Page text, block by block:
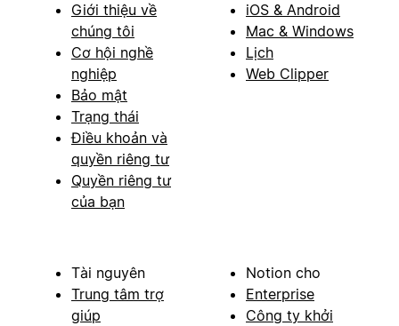
Giới thiệu về
chúng tôi
Cơ hội nghề
nghiệp
Bảo mật
Trạng thái
Điều khoản và
quyền riêng tư
Quyền riêng tư
của bạn
iOS & Android
Mac & Windows
Lịch
Web Clipper
Tài nguyên
Trung tâm trợ
giúp
Notion cho
Enterprise
Công ty khởi